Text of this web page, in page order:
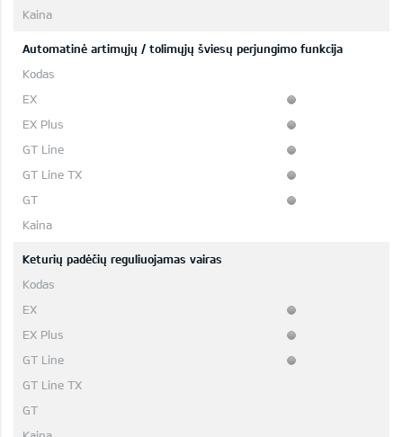
Automatinė artimųjų / tolimųjų šviesų perjungimo funkcija
Keturių padėčių reguliuojamas vairas